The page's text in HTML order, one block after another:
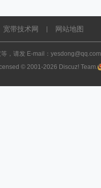
宽带技术网 网站地图
，请发 E-mail：yesdong@qq.com
© 2001-2026 Discuz! Team.